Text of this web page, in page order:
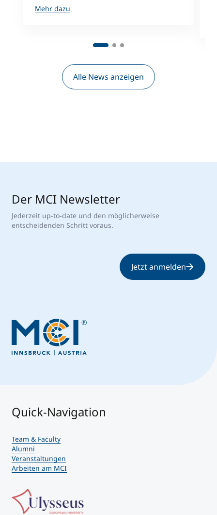
Mehr dazu
Alle News anzeigen
Der MCI Newsletter
Jederzeit up-to-date und den möglicherweise
entscheidenden Schritt voraus.
Jetzt anmelden
Quick-Navigation
Team & Faculty
Alumni
Veranstaltungen
Arbeiten am MCI